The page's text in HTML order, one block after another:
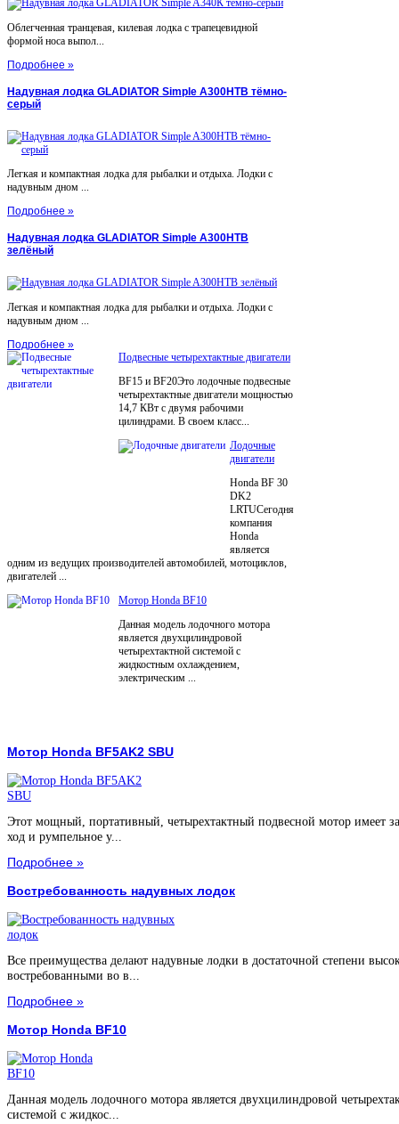
Облегченная транцевая, килевая лодка с трапецевидной
формой носа выпол...
Подробнее »
Надувная лодка GLADIATOR Simple A300НТВ тёмно-
серый
Легкая и компактная лодка для рыбалки и отдыха. Лодки с
надувным дном ...
Подробнее »
Надувная лодка GLADIATOR Simple A300НТВ
зелёный
Легкая и компактная лодка для рыбалки и отдыха. Лодки с
надувным дном ...
Подробнее »
Подвесные четырехтактные двигатели
BF15 и BF20Это лодочные подвесные
четырехтактные двигатели мощностью
14,7 КВт с двумя рабочими
цилиндрами. В своем класс...
Лодочные
двигатели
Honda BF 30
DK2
LRTUСегодня
компания
Honda
является
одним из ведущих производителей автомобилей, мотоциклов,
двигателей ...
Мотор Honda BF10
Данная модель лодочного мотора
является двухцилиндровой
четырехтактной системой с
жидкостным охлаждением,
электрическим ...
Мотор Honda BF5AK2 SBU
Этот мощный, портативный, четырехтактный подвесной мотор имеет
ход и румпельное у...
Подробнее »
Востребованность надувных лодок
Все преимущества делают надувные лодки в достаточной степени
востребованными во в...
Подробнее »
Мотор Honda BF10
Данная модель лодочного мотора является двухцилиндровой
системой с жидкос...